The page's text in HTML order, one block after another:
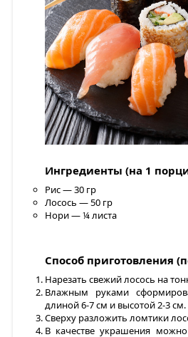
Ингредиенты (на 1
Рис — 30 гр
Лосось — 50 гр
Нори — ¼ листа
Способ приготовления
Нарезать свежий лосось на
Влажным руками
длиной 6-7 см и высотой 2-3 см.
Сверху разложить ломтики
В качестве украшения